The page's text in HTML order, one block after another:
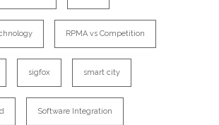
RPMA vs Competition
sigfox smart city
Software Integration